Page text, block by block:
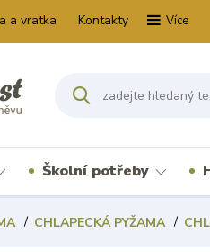
a vratka Kontakty Více
Školní potřeby
CHLAPECKÁ PYŽAMA